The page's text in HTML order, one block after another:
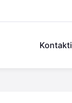
Kontakti